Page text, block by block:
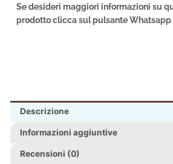
Se desideri maggiori informazioni su
prodotto clicca sul pulsante Whatsapp
Descrizione
Informazioni aggiuntive
Recensioni (0)